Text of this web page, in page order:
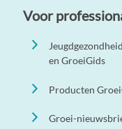
Voor
en GroeiGids
Producten
Groei-